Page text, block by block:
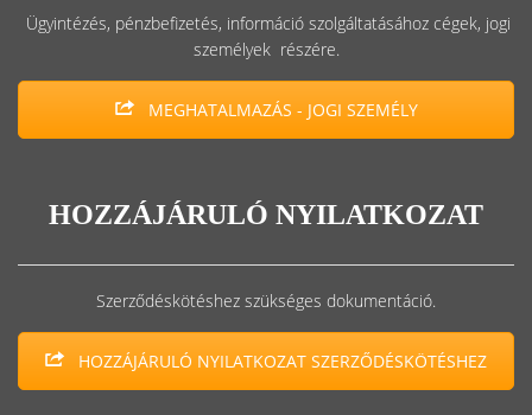
Ügyintézés, pénzbefizetés, információ szolgáltatásához cégek, jogi
személyek részére.
MEGHATALMAZÁS - JOGI SZEMÉLY
HOZZÁJÁRULÓ NYILATKOZAT
Szerződéskötéshez szükséges dokumentáció.
HOZZÁJÁRULÓ NYILATKOZAT SZERZŐDÉSKÖTÉSHEZ